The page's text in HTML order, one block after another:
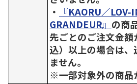
・
『KAORU／
GRANDEUR』 の商
先ごとのご注文金
込）以上の場合は
ません。
※一部対象外の商品